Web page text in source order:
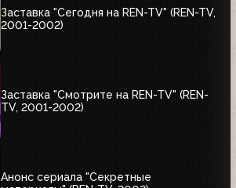
Заставка "Сегодня на REN-TV" (REN-TV,
2001-2002)
Заставка "Смотрите на REN-TV" (REN-
TV, 2001-2002)
Анонс сериала "Секретные